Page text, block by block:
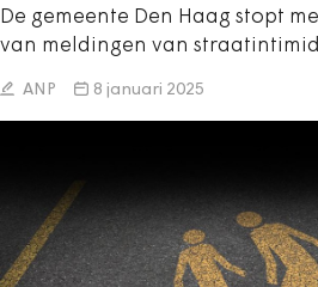
De gemeente Den Haag stopt
van meldingen van
ANP 8 januari 2025